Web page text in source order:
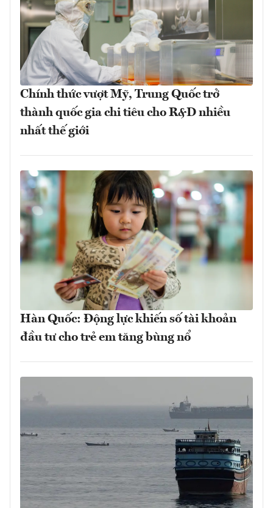
Chính thức vượt Mỹ, Trung Quốc trở
thành quốc gia chi tiêu cho R&D nhiều
nhất thế giới
Hàn Quốc: Động lực khiến số tài khoản
đầu tư cho trẻ em tăng bùng nổ